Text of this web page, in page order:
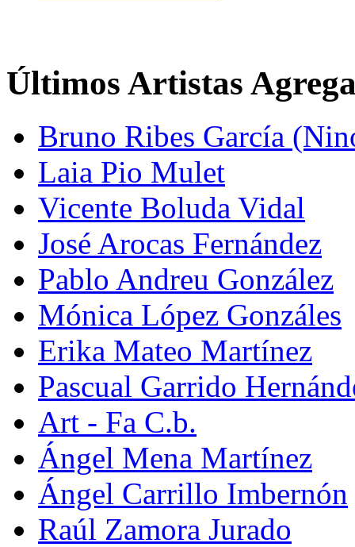
Últimos Artistas
Bruno Ribes García
Laia Pio Mulet
Vicente Boluda Vidal
José Arocas Fernández
Pablo Andreu González
Mónica López Gonzáles
Erika Mateo Martínez
Pascual Garrido
Art - Fa C.b.
Ángel Mena Martínez
Ángel Carrillo Imbernón
Raúl Zamora Jurado